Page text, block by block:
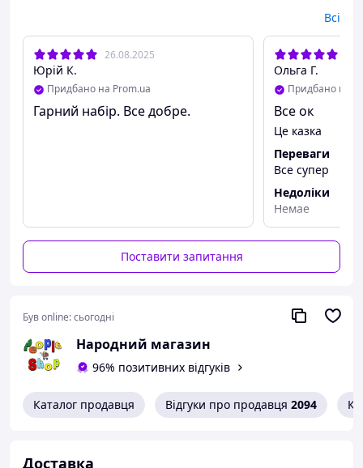
Всі
26.08.2025
Юрій К.
Придбано на Prom.ua
Гарний набір. Все добре.
Ольга Г.
Придбано на
Все ок
Це казка
Переваги
Все супер
Недоліки
Немае
Поставити запитання
Був online:сьогодні
Народний магазин
96% позитивних відгуків
Каталог продавця Відгуки про продавця 2094
Доставка